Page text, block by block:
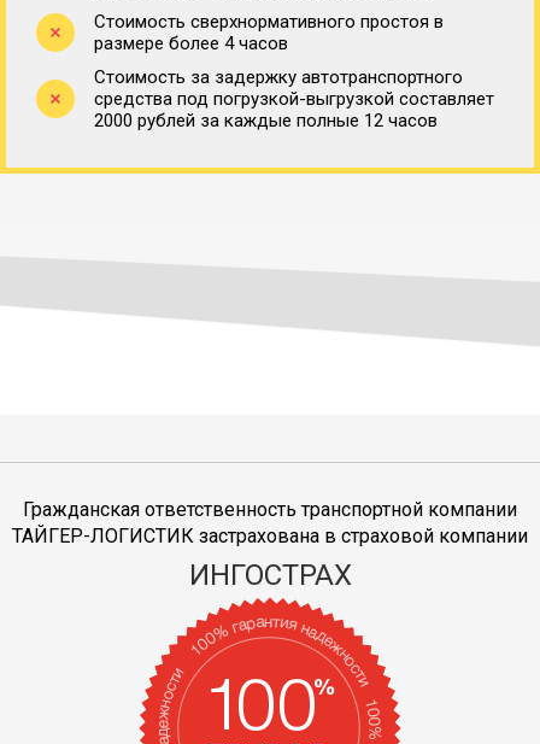
Стоимость сверхнормативного простоя в
размере более 4 часов
Стоимость за задержку автотранспортного
средства под погрузкой-выгрузкой составляет
2000 рублей за каждые полные 12 часов
Гражданская ответственность транспортной компании
ТАЙГЕР-ЛОГИСТИК застрахована в страховой компании
ИНГОСТРАХ